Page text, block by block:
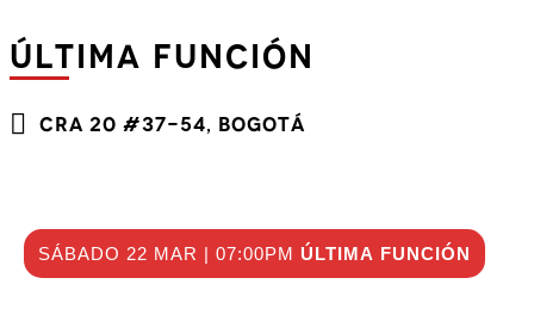
ÚLTIMA FUNCIÓN
Cra 20 #37-54, Bogotá
SÁBADO 22 MAR | 07:00PM ÚLTIMA FUNCIÓN